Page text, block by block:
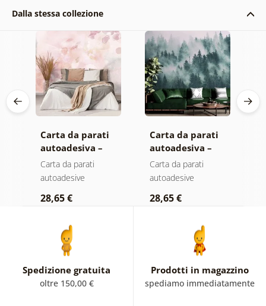
Dalla stessa collezione
Carta da parati
autoadesiva –
Foglie con
sfumatura
Carta da parati
autoadesive
28,65 €
Carta da parati
autoadesiva –
Foresta nella
nebbia
Carta da parati
autoadesive
28,65 €
Spedizione gratuita
oltre 150,00 €
Prodotti in magazzino
spediamo immediatamente